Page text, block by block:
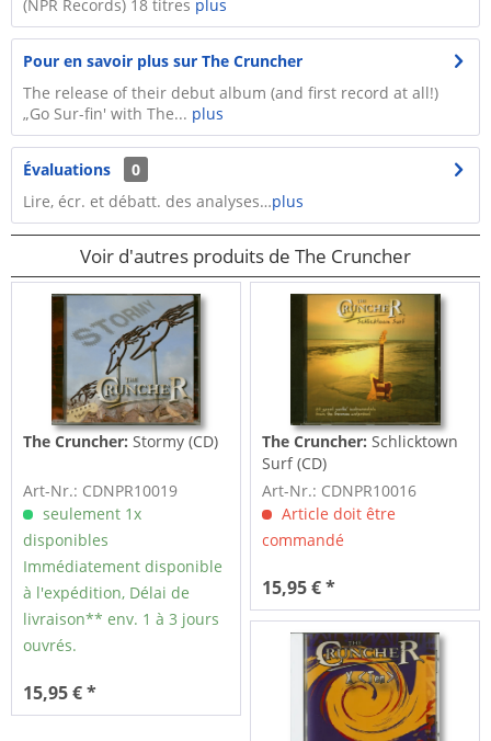
(NPR Records) 18 titres plus
Pour en savoir plus sur The Cruncher
The release of their debut album (and first record at all!)
„Go Sur-fin' with The... plus
Évaluations
0
Lire, écr. et débatt. des analyses…plus
Voir d'autres produits de The Cruncher
The Cruncher: Stormy (CD)
Art-Nr.: CDNPR10019
seulement 1x
disponibles
Immédiatement disponible
à l'expédition, Délai de
livraison** env. 1 à 3 jours
ouvrés.
15,95 € *
The Cruncher: Schlicktown
Surf (CD)
Art-Nr.: CDNPR10016
Article doit être
commandé
15,95 € *